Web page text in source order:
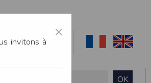
×
invitons à